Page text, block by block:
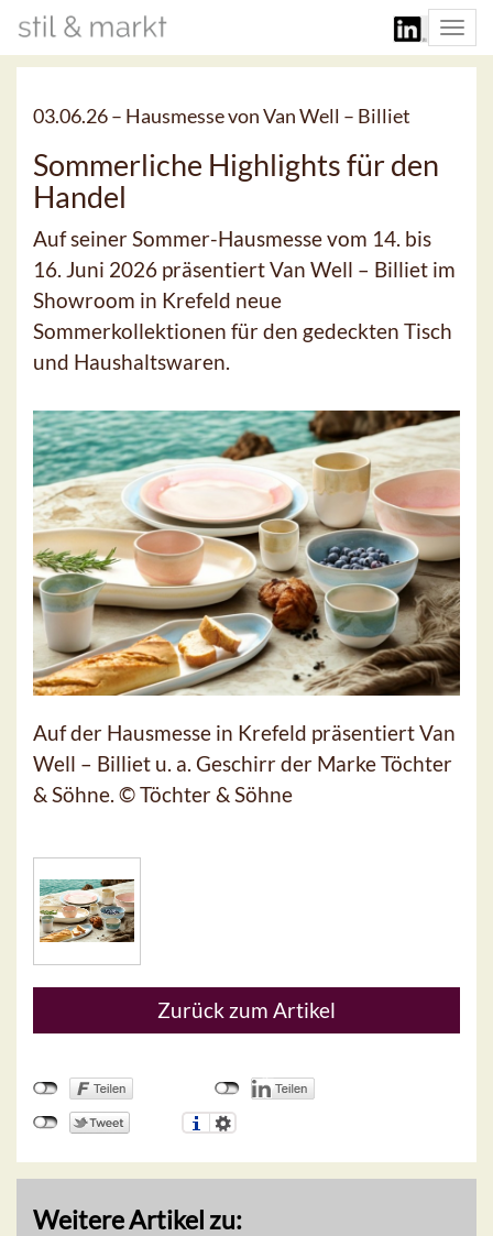
03.06.26 – Hausmesse von Van Well – Billiet
Sommerliche Highlights für den
Handel
Auf seiner Sommer-Hausmesse vom 14. bis
16. Juni 2026 präsentiert Van Well – Billiet im
Showroom in Krefeld neue
Sommerkollektionen für den gedeckten Tisch
und Haushaltswaren.
Auf der Hausmesse in Krefeld präsentiert Van
Well – Billiet u. a. Geschirr der Marke Töchter
& Söhne. © Töchter & Söhne
Zurück zum Artikel
Weitere Artikel zu: